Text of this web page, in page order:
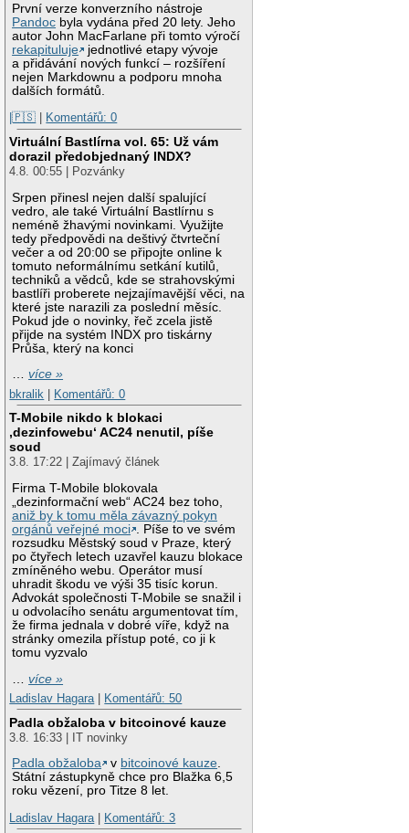
První verze konverzního nástroje
Pandoc byla vydána před 20 lety. Jeho
autor John MacFarlane při tomto výročí
rekapituluje
jednotlivé etapy vývoje
a přidávání nových funkcí – rozšíření
nejen Markdownu a podporu mnoha
dalších formátů.
|🇵🇸
Komentářů: 0
Virtuální Bastlírna vol. 65: Už vám
dorazil předobjednaný INDX?
4.8. 00:55 | Pozvánky
Srpen přinesl nejen další spalující
vedro, ale také Virtuální Bastlírnu s
neméně žhavými novinkami. Využijte
tedy předpovědi na deštivý čtvrteční
večer a od 20:00 se připojte online k
tomuto neformálnímu setkání kutilů,
techniků a vědců, kde se strahovskými
bastlíři proberete nejzajímavější věci, na
které jste narazili za poslední měsíc.
Pokud jde o novinky, řeč zcela jistě
přijde na systém INDX pro tiskárny
Průša, který na konci
…více »
bkralik | Komentářů: 0
T-Mobile nikdo k blokaci
‚dezinfowebu‘ AC24 nenutil, píše
soud
3.8. 17:22 | Zajímavý článek
Firma T-Mobile blokovala
„dezinformační web“ AC24 bez toho,
aniž by k tomu měla závazný pokyn
orgánů veřejné moci
. Píše to ve svém
rozsudku Městský soud v Praze, který
po čtyřech letech uzavřel kauzu blokace
zmíněného webu. Operátor musí
uhradit škodu ve výši 35 tisíc korun.
Advokát společnosti T-Mobile se snažil i
u odvolacího senátu argumentovat tím,
že firma jednala v dobré víře, když na
stránky omezila přístup poté, co ji k
tomu vyzvalo
…více »
Ladislav Hagara| Komentářů: 50
Padla obžaloba v bitcoinové kauze
3.8. 16:33 | IT novinky
Padla obžaloba
v bitcoinové kauze.
Státní zástupkyně chce pro Blažka 6,5
roku vězení, pro Titze 8 let.
Ladislav Hagara| Komentářů: 3